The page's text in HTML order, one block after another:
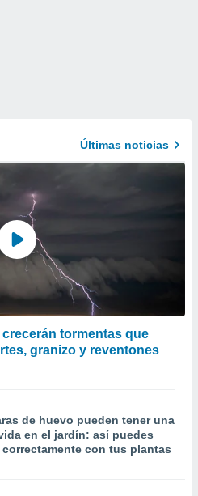
Últimas noticias
tormentas que
granizo y reventones
de huevo pueden tener una
en el jardín: así puedes
con tus plantas